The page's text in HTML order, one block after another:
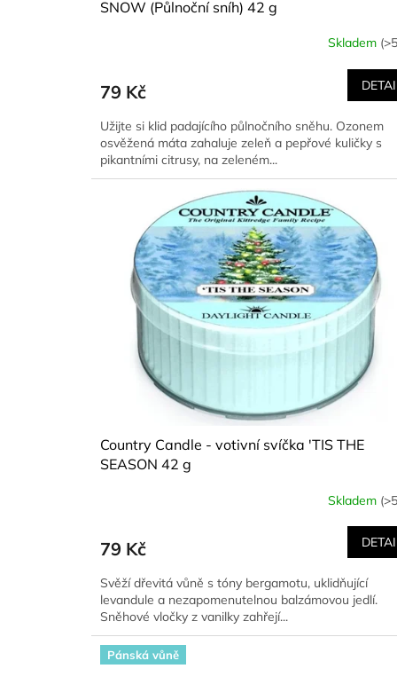
SNOW (Půlnoční sníh) 42 g
Skladem
79 Kč
Užijte si klid padajícího půlnočního sněhu. Ozonem
osvěžená máta zahaluje zeleň a pepřové kuličky s
pikantními citrusy, na zeleném...
Country Candle - votivní svíčka 'TIS THE
SEASON 42 g
Skladem
79 Kč
Svěží dřevitá vůně s tóny bergamotu, uklidňující
levandule a nezapomenutelnou balzámovou jedlí.
Sněhové vločky z vanilky zahřejí...
Pánská vůně